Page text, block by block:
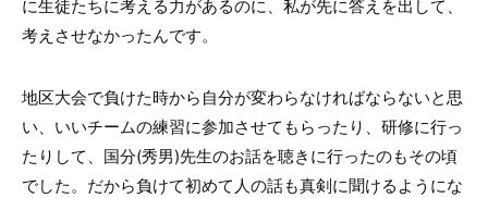
に生徒たちに考える力があるのに、私が先に答えを出して、
考えさせなかったんです。
地区大会で負けた時から自分が変わらなければならないと思
い、いいチームの練習に参加させてもらったり、研修に行っ
たりして、国分(秀男)先生のお話を聴きに行ったのもその頃
でした。だから負けて初めて人の話も真剣に聞けるようにな